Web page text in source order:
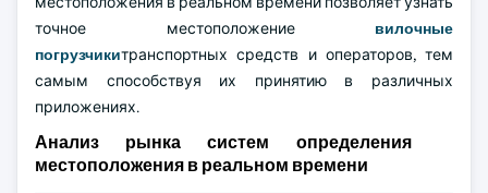
точное местоположение вилочные
погрузчикитранспортных средств и операторов, тем
самым способствуя их принятию в различных
приложениях.
Анализ рынка систем определения
местоположения в реальном времени